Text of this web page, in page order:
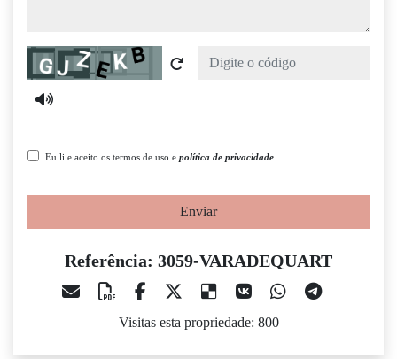
Captcha
Eu li e aceito os termos de uso e política de privacidade
Enviar
Referência: 3059-VARADEQUART
Visitas esta propriedade: 800